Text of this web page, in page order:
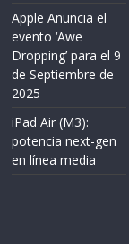
Apple Anuncia el
evento ‘Awe
Dropping’ para el 9
de Septiembre de
2025
iPad Air (M3):
potencia next-gen
en línea media